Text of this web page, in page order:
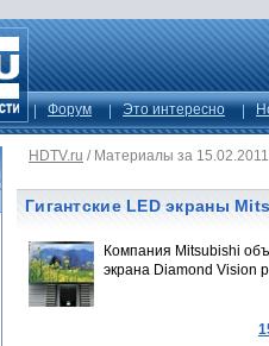
Форум Это интересно
HDTV.ru / Материалы за 15.02.2011
Гигантские LED экраны
Компания Mitsubishi
экрана Diamond Vision